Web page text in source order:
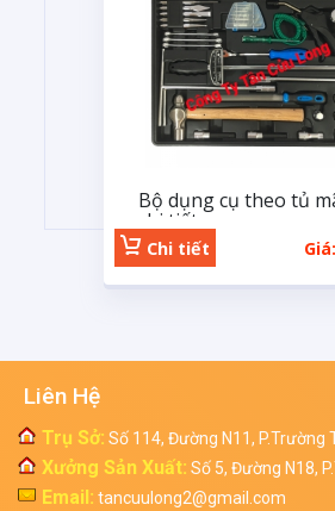
Bộ dụng cụ theo tủ
chi tiết
Chi tiết
Liên Hệ
Trụ Sở: Số 114, Đường N11, P.Trường
Xưởng Sản Xuất: Số 5, Đường N18,
Email: tancuulong2@gmail.com